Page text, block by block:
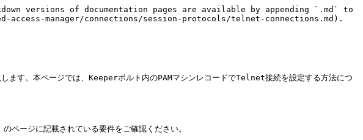
versions of documentation pages are available by appending `.md` to
manager/connections/session-protocols/telnet-connections.md).
ます。本ページでは、Keeperボルト内のPAMマシンレコードでTelnet接続を設定する方法につ
に記載されている要件をご確認ください。